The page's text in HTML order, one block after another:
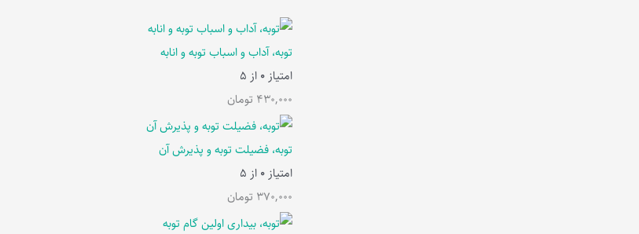
توبه، آداب و اسباب توبه و انابه
امتیاز 0 از 5
430,000 تومان
توبه، فضیلت توبه و پذیرش آن
امتیاز 0 از 5
370,000 تومان